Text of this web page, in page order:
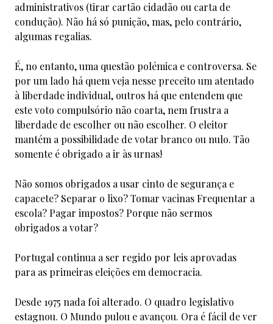
administrativos (tirar cartão cidadão ou carta de
condução). Não há só punição, mas, pelo contrário,
algumas regalias.
É, no entanto, uma questão polémica e controversa. Se
por um lado há quem veja nesse preceito um atentado
à liberdade individual, outros há que entendem que
este voto compulsório não coarta, nem frustra a
liberdade de escolher ou não escolher. O eleitor
mantém a possibilidade de votar branco ou nulo. Tão
somente é obrigado a ir às urnas!
Não somos obrigados a usar cinto de segurança e
capacete? Separar o lixo? Tomar vacinas Frequentar a
escola? Pagar impostos? Porque não sermos
obrigados a votar?
Portugal continua a ser regido por leis aprovadas
para as primeiras eleições em democracia.
Desde 1975 nada foi alterado. O quadro legislativo
estagnou. O Mundo pulou e avançou. Ora é fácil de ver